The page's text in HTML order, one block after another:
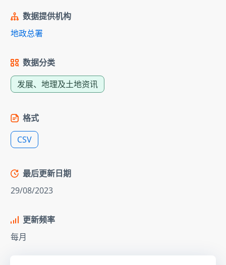
数据提供机构
地政总署
数据分类
发展、地理及土地资讯
格式
CSV
最后更新日期
29/08/2023
更新频率
每月